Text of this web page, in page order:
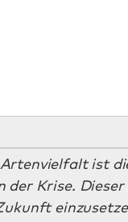
ist
der Krise.